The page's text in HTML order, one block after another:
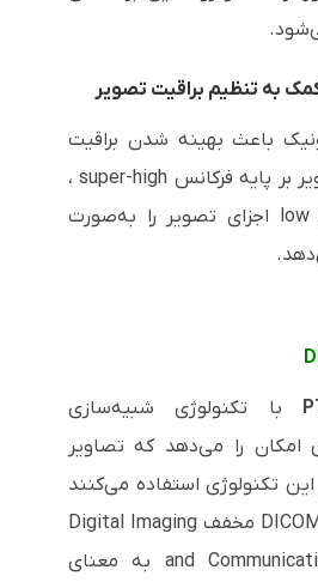
به تنظیم براقیت تصویر
باعث بهینه شدن براقیت
بر پایه فرکانس super-high،
low اجزای تصویر را به‌صورت
با تکنولوژی شبیه‌سازی
امکان را می‌دهد که تصاویر
تکنولوژی استفاده می‌کنند
مخففDigital Imaging
and به معنای